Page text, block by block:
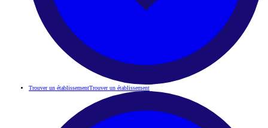
Trouver un établissementTrouver un établissement